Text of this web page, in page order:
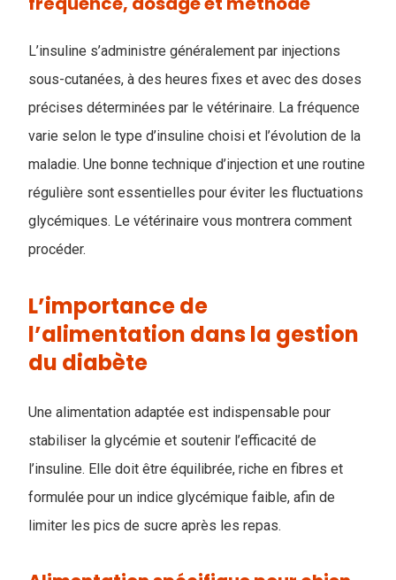
L’insuline s’administre généralement par injections
sous-cutanées, à des heures fixes et avec des doses
précises déterminées par le vétérinaire. La fréquence
varie selon le type d’insuline choisi et l’évolution de la
maladie. Une bonne technique d’injection et une routine
régulière sont essentielles pour éviter les fluctuations
glycémiques. Le vétérinaire vous montrera comment
procéder.
L’importance de
l’alimentation dans la gestion
du diabète
Une alimentation adaptée est indispensable pour
stabiliser la glycémie et soutenir l’efficacité de
l’insuline. Elle doit être équilibrée, riche en fibres et
formulée pour un indice glycémique faible, afin de
limiter les pics de sucre après les repas.